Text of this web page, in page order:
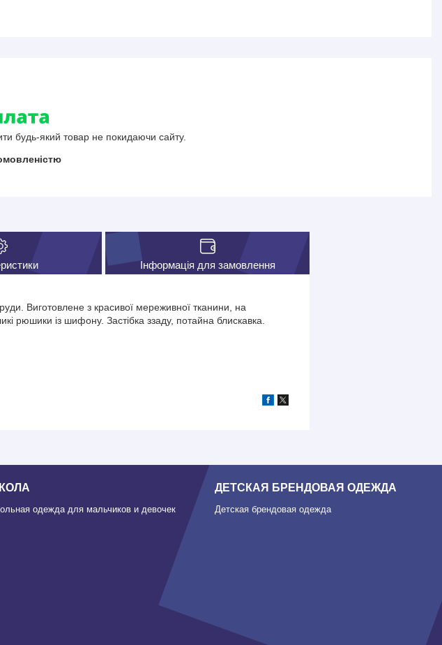
будь-який товар не покидаючи сайту.
Інформація для замовлення
Виготовлене з красивої мереживної тканини, на
рюшики із шифону. Застібка ззаду, потайна блискавка.
одежда для мальчиков и девочек
ДЕТСКАЯ БРЕНДОВАЯ ОДЕЖДА
Детская брендовая одежда